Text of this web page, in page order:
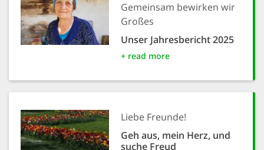
Gemeinsam bewirken wir
Großes
Unser Jahresbericht 2025
+ read more
Liebe Freunde!
Geh aus, mein Herz, und
suche Freud